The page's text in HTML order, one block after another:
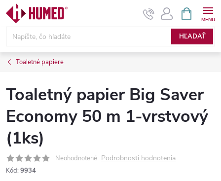
Prejsť
obsah
HĽADAŤ
KOŠÍK
Toaletné papiere
Toaletný papier Big Saver
Economy 50 m 1-vrstvový
(1ks)
Neohodnotené Podrobnosti hodnotenia
Kód: 9934